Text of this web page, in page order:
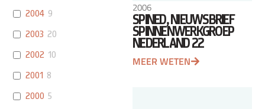
2004 9
2003 20
2002 10
2001 8
2000 5
2006
SPINED, NIEUWSBRIEF
SPINNENWERKGROEP
NEDERLAND 22
MEER WETEN